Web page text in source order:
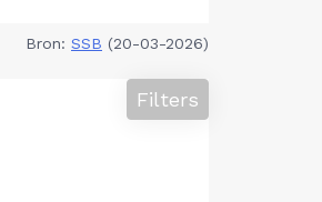
Bron: SSB (20-03-2026)
Filters